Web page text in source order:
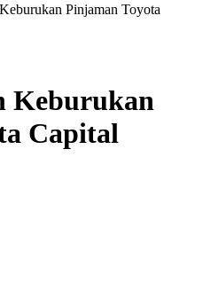
Pinjaman Toyota
Keburukan
Capital